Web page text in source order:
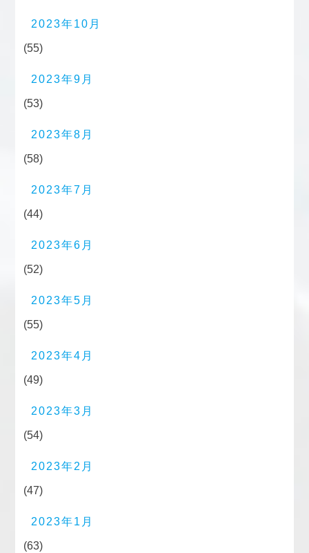
2023年10月
(55)
2023年9月
(53)
2023年8月
(58)
2023年7月
(44)
2023年6月
(52)
2023年5月
(55)
2023年4月
(49)
2023年3月
(54)
2023年2月
(47)
2023年1月
(63)